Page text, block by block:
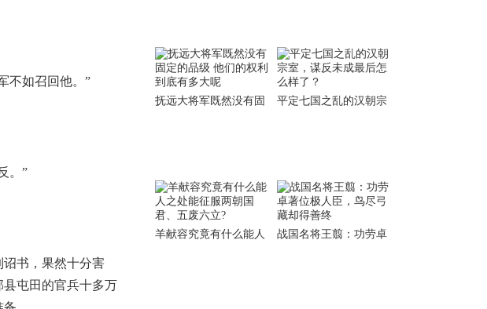
不如召回他。”
。”
书，果然十分害
屯田的官兵十多万
抚远大将军既然没有固
平定七国之乱的汉朝宗
羊献容究竟有什么能人
战国名将王翦：功劳卓